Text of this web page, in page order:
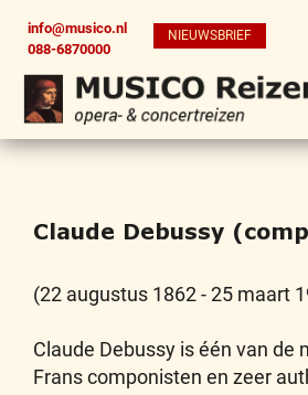
info@musico.nl
088-6870000
NIEUWSBRIEF
Claude Debussy
(22 augustus 1862 - 25 maart
Claude Debussy is één van de
Frans componisten en zeer